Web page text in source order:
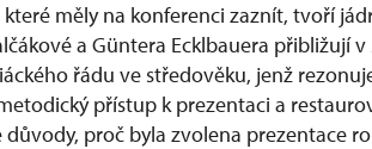
měly na konferenci zaznít, tvoří
a Güntera Ecklbauera přibližují
řádu ve středověku, jenž
přístup k prezentaci a
proč byla zvolena prezentace